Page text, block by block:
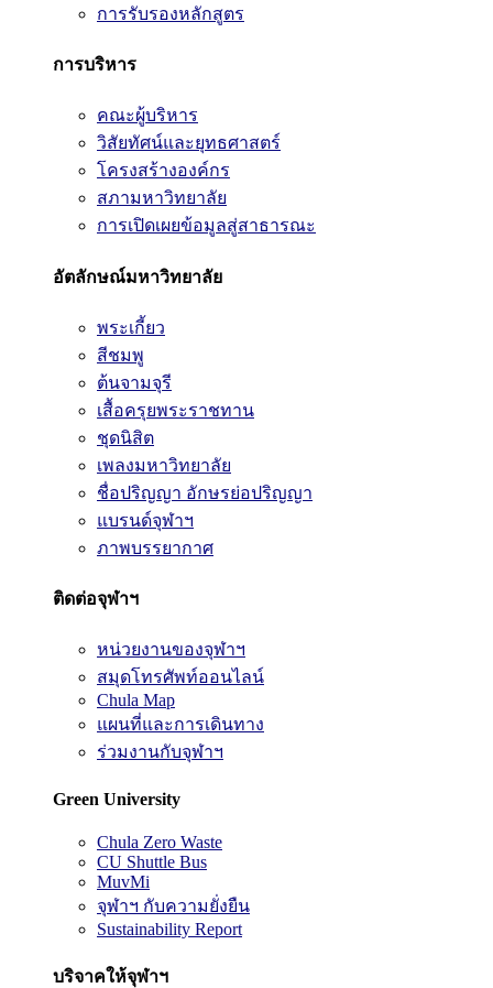
การรับรองหลักสูตร
การบริหาร
คณะผู้บริหาร
วิสัยทัศน์และยุทธศาสตร์
โครงสร้างองค์กร
สภามหาวิทยาลัย
การเปิดเผยข้อมูลสู่สาธารณะ
อัตลักษณ์มหาวิทยาลัย
พระเกี้ยว
สีชมพู
ต้นจามจุรี
เสื้อครุยพระราชทาน
ชุดนิสิต
เพลงมหาวิทยาลัย
ชื่อปริญญา อักษรย่อปริญญา
แบรนด์จุฬาฯ
ภาพบรรยากาศ
ติดต่อจุฬาฯ
หน่วยงานของจุฬาฯ
สมุดโทรศัพท์ออนไลน์
Chula Map
แผนที่และการเดินทาง
ร่วมงานกับจุฬาฯ
Green University
Chula Zero Waste
CU Shuttle Bus
MuvMi
จุฬาฯ กับความยั่งยืน
Sustainability Report
บริจาคให้จุฬาฯ